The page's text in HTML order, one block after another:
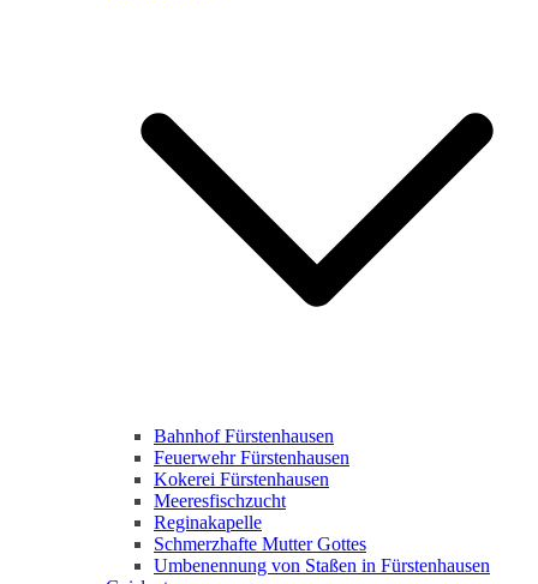
Bahnhof Fürstenhausen
Feuerwehr Fürstenhausen
Kokerei Fürstenhausen
Meeresfischzucht
Reginakapelle
Schmerzhafte Mutter Gottes
Umbenennung von Staßen in Fürstenhausen